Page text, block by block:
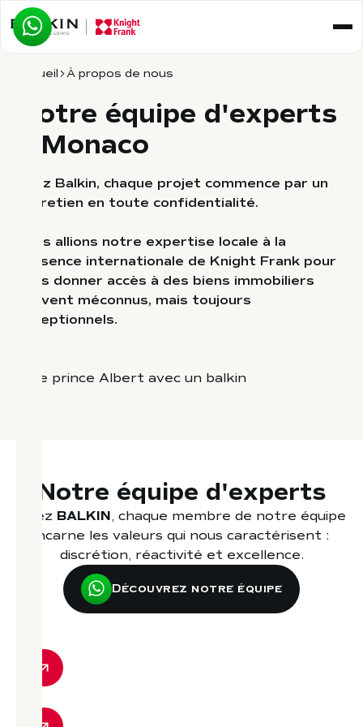
Accueil À propos de nous
Notre équipe d'experts
à Monaco
Chez Balkin, chaque projet commence par un
entretien en toute confidentialité.
Nous allions notre expertise locale à la
présence internationale de Knight Frank pour
vous donner accès à des biens immobiliers
souvent méconnus, mais toujours
exceptionnels.
Notre équipe d'experts
Chez BALKIN, chaque membre de notre équipe
incarne les valeurs qui nous caractérisent :
discrétion, réactivité et excellence.
Découvrez notre équipe
STEPHAN BALKIN
SÉBASTIEN LE GRAVEREND